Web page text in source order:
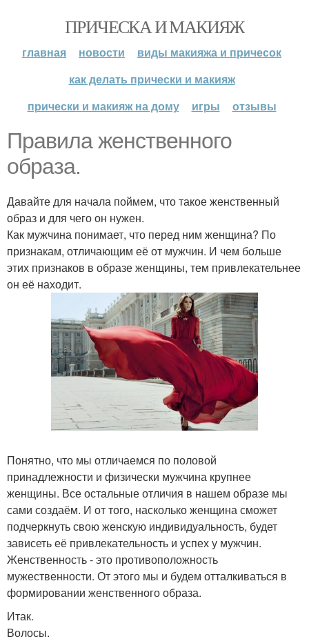
ПРИЧЕСКА И МАКИЯЖ
главная новости
виды макияжа и причесок
как делать прически и макияж
прически и макияж на дому
игры отзывы
Правила женственного
образа.
Давайте для начала поймем, что такое женственный
образ и для чего он нужен.
Как мужчина понимает, что перед ним женщина? По
признакам, отличающим её от мужчин. И чем больше
этих признаков в образе женщины, тем привлекательнее
он её находит.
Понятно, что мы отличаемся по половой
принадлежности и физически мужчина крупнее
женщины. Все остальные отличия в нашем образе мы
сами создаём. И от того, насколько женщина сможет
подчеркнуть свою женскую индивидуальность, будет
зависеть её привлекательность и успех у мужчин.
Женственность - это противоположность
мужественности. От этого мы и будем отталкиваться в
формировании женственного образа.
Итак.
Волосы.